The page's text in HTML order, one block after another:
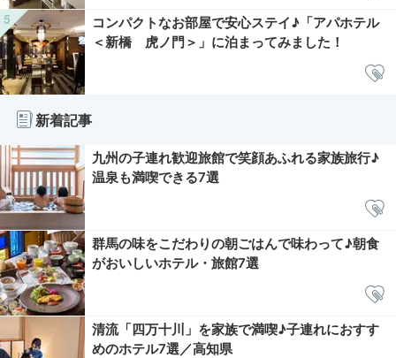
コンパクトなお部屋で安心ステイ♪「アパホテル
＜新橋 虎ノ門＞」に泊まってみました！
新着記事
九州の子連れ歓迎旅館で笑顔あふれる家族旅行♪
温泉も満喫できる7選
群馬の味をこだわりの朝ごはんで味わって♪朝食
がおいしいホテル・旅館7選
清流「四万十川」を家族で満喫♪子連れにおすす
めのホテル7選／高知県